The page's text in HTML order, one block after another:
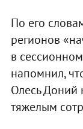
По его
регионов
в
напомнил,
Олесь Доний
тяжелым